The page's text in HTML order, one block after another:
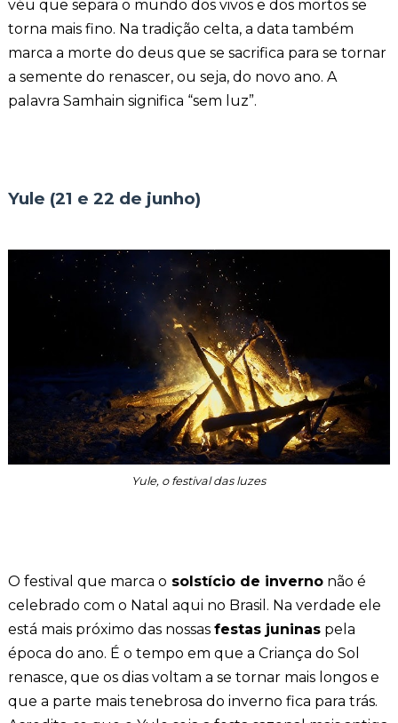
véu que separa o mundo dos vivos e dos mortos se
torna mais fino. Na tradição celta, a data também
marca a morte do deus que se sacrifica para se tornar
a semente do renascer, ou seja, do novo ano. A
palavra Samhain significa “sem luz”.
Yule (21 e 22 de junho)
Yule, o festival das luzes
O festival que marca o solstício de invernonão é
celebrado com o Natal aqui no Brasil. Na verdade ele
está mais próximo das nossas festas juninaspela
época do ano. É o tempo em que a Criança do Sol
renasce, que os dias voltam a se tornar mais longos e
que a parte mais tenebrosa do inverno fica para trás.